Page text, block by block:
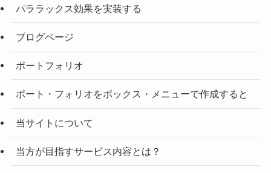
パララックス効果を実装する
ブログページ
ポートフォリオ
ポート・フォリオをボックス・メニューで作成すると
当サイトについて
当方が目指すサービス内容とは？